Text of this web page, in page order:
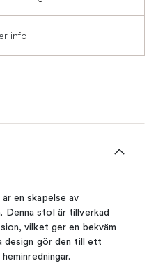
info
en skapelse av
Denna stol är tillverkad
vilket ger en bekväm
design gör den till ett